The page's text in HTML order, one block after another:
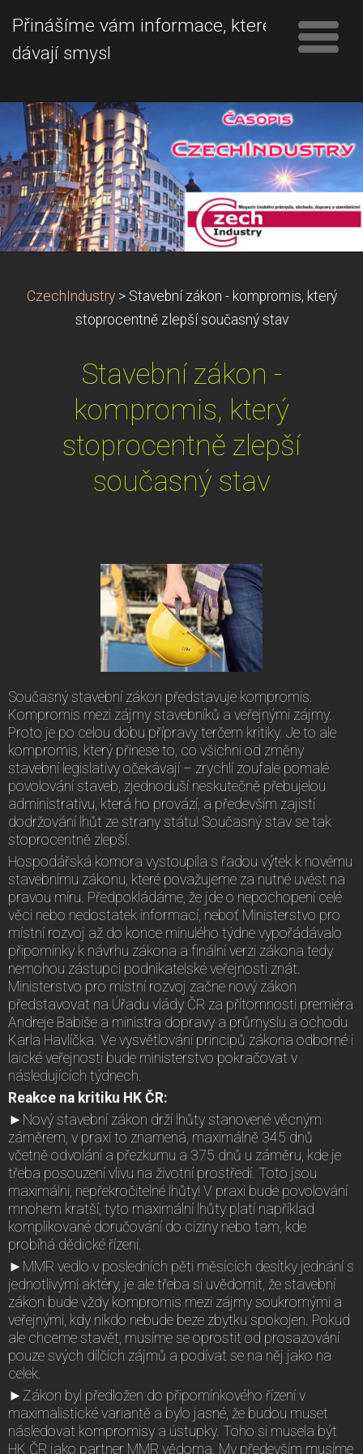
Přinášíme vám informace, které
dávají smysl
CzechIndustry > Stavební zákon - kompromis, který
stoprocentně zlepší současný stav
Stavební zákon -
kompromis, který
stoprocentně zlepší
současný stav
Současný stavební zákon představuje kompromis.
Kompromis mezi zájmy stavebníků a veřejnými zájmy.
Proto je po celou dobu přípravy terčem kritiky. Je to ale
kompromis, který přinese to, co všichni od změny
stavební legislativy očekávají – zrychlí zoufale pomalé
povolování staveb, zjednoduší neskutečně přebujelou
administrativu, která ho provází, a především zajistí
dodržování lhůt ze strany státu! Současný stav se tak
stoprocentně zlepší.
Hospodářská komora vystoupila s řadou výtek k novému
stavebnímu zákonu, které považujeme za nutné uvést na
pravou míru. Předpokládáme, že jde o nepochopení celé
věci nebo nedostatek informací, neboť Ministerstvo pro
místní rozvoj až do konce minulého týdne vypořádávalo
připomínky k návrhu zákona a finální verzi zákona tedy
nemohou zástupci podnikatelské veřejnosti znát.
Ministerstvo pro místní rozvoj začne nový zákon
představovat na Úřadu vlády ČR za přítomnosti premiéra
Andreje Babiše a ministra dopravy a průmyslu a ochodu
Karla Havlíčka. Ve vysvětlování principů zákona odborné i
laické veřejnosti bude ministerstvo pokračovat v
následujících týdnech.
Reakce na kritiku HK ČR:
►Nový stavební zákon drží lhůty stanovené věcným
záměrem, v praxi to znamená, maximálně 345 dnů
včetně odvolání a přezkumu a 375 dnů u záměru, kde je
třeba posouzení vlivu na životní prostředí. Toto jsou
maximální, nepřekročitelné lhůty! V praxi bude povolování
mnohem kratší, tyto maximální lhůty platí například
komplikované doručování do ciziny nebo tam, kde
probíhá dědické řízení.
►MMR vedlo v posledních pěti měsících desítky jednání s
jednotlivými aktéry, je ale třeba si uvědomit, že stavební
zákon bude vždy kompromis mezi zájmy soukromými a
veřejnými, kdy nikdo nebude beze zbytku spokojen. Pokud
ale chceme stavět, musíme se oprostit od prosazování
pouze svých dílčích zájmů a podívat se na něj jako na
celek.
►Zákon byl předložen do připomínkového řízení v
maximalistické variantě a bylo jasné, že budou muset
následovat kompromisy a ústupky. Toho si musela být
HK ČR jako partner MMR vědoma. My především musíme